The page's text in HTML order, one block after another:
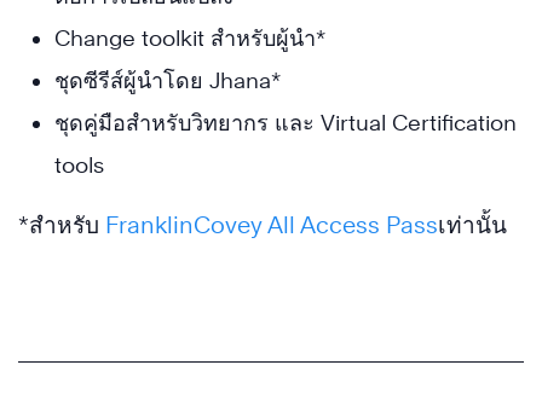
Change toolkit สำหรับผู้นำ*
ชุดซีรีส์ผู้นำโดย Jhana*
ชุดคู่มือสำหรับวิทยากร และ Virtual Certification
tools
*สำหรับ FranklinCovey All Access Passเท่านั้น